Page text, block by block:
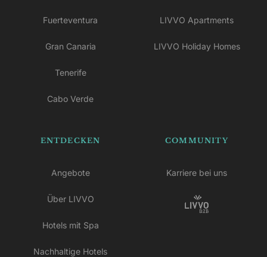
Fuerteventura
Gran Canaria
Tenerife
Cabo Verde
LIVVO Apartments
LIVVO Holiday Homes
ENTDECKEN
Angebote
Über LIVVO
Hotels mit Spa
Nachhaltige Hotels
COMMUNITY
Karriere bei uns